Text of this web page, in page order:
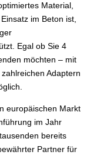
Material,
im Beton ist,
Egal ob Sie 4
möchten – mit
Adaptern
europäischen Markt
im Jahr
bereits
Partner für